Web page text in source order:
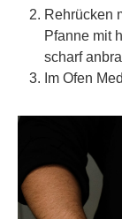
Rehrücken
Pfanne mit
scharf
Im Ofen